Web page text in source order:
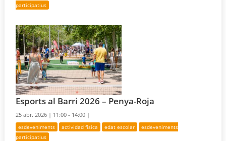
participatius
Esports al Barri 2026 – Penya-Roja
25 abr. 2026 | 11:00 - 14:00 |
esdeveniments actividad física edat escolar
esdeveniments
participatius